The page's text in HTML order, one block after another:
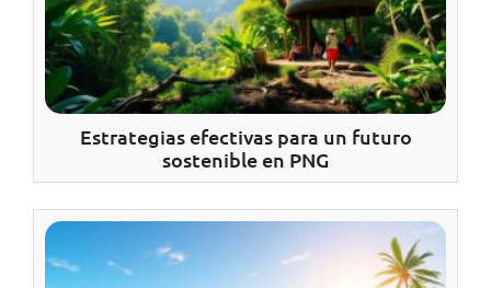
Estrategias efectivas para un futuro
sostenible en PNG